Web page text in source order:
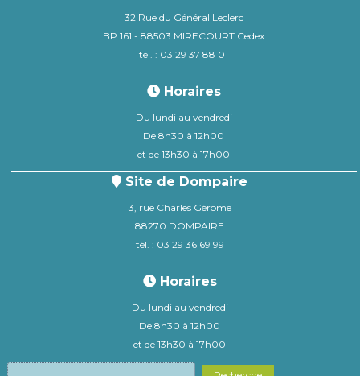
32 Rue du Général Leclerc
BP 161 - 88503 MIRECOURT Cedex
tél. : 03 29 37 88 01
Horaires
Du lundi au vendredi
De 8h30 à 12h00
et de 13h30 à 17h00
Site de Dompaire
3, rue Charles Gérome
88270 DOMPAIRE
tél. : 03 29 36 69 99
Horaires
Du lundi au vendredi
De 8h30 à 12h00
et de 13h30 à 17h00